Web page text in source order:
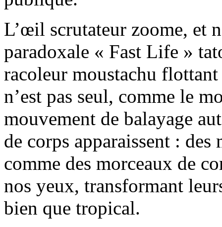
L’œil scrutateur zoome, et
paradoxale « Fast Life »
racoleur moustachu
n’est pas seul, comme le
mouvement de balayage
de corps apparaissent :
comme des morceaux de
nos yeux, transformant
bien que tropical.